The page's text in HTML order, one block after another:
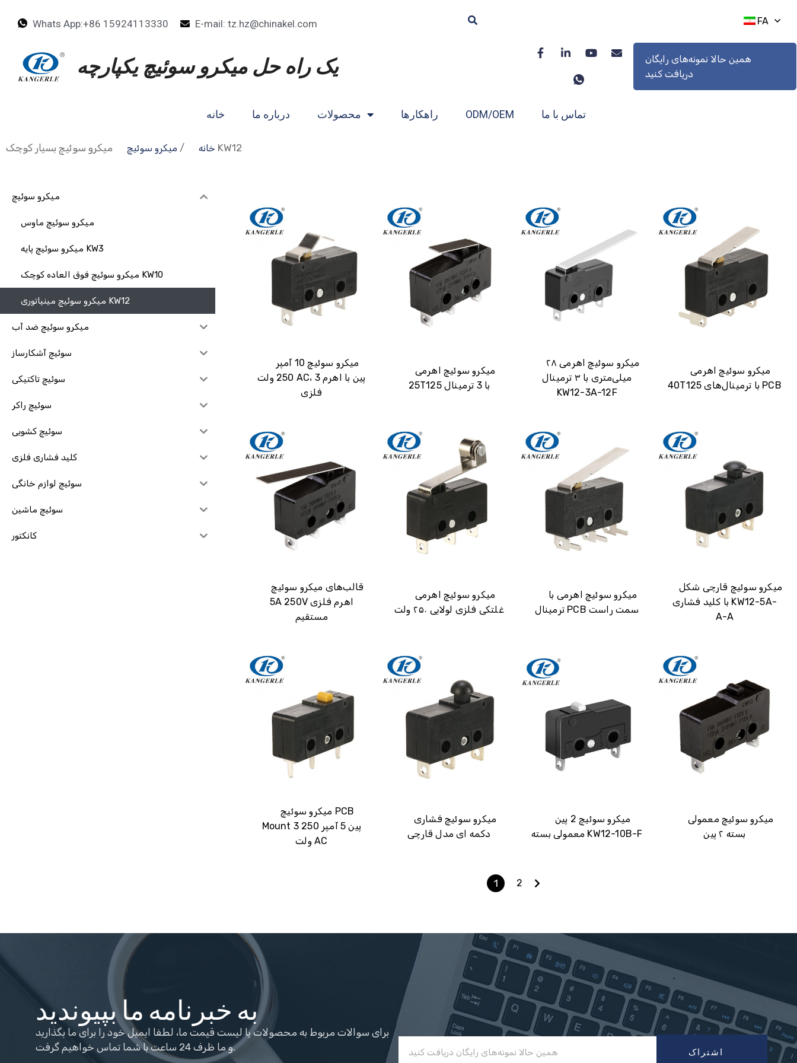
Whats App:+86 15924113330 E-mail: tz.hz@chinakel.com FA
یک راه حل میکرو سوئیچ یکپارچه
همین حالا نمونه‌های رایگان
دریافت کنید
همین حالا یک پیش‌فاکتور فوری دریافت کنید：
ایمیل
مدل نمونه
خانه درباره ما محصولات راهکارها ODM/OEM تماس با ما
خانه / میکرو سوئیچ میکرو سوئیچ بسیار کوچک KW12
میکرو سوئیچ
میکرو سوئیچ ماوس
میکرو سوئیچ پایه KW3
میکرو سوئیچ فوق العاده کوچک KW10
میکرو سوئیچ مینیاتوری KW12
میکرو سوئیچ ضد آب
سوئیچ آشکارساز
سوئیچ تاکتیکی
سوئیچ راکر
سوئیچ کشویی
کلید فشاری فلزی
سوئیچ لوازم خانگی
سوئیچ ماشین
کانکتور
میکرو سوئیچ 10 آمپر
250 ولت AC، 3 پین با اهرم
فلزی
میکرو سوئیچ اهرمی
25T125 با 3 ترمینال
میکرو سوئیچ اهرمی ۲۸
میلی‌متری با ۳ ترمینال
KW12-3A-12F
میکرو سوئیچ اهرمی
40T125 با ترمینال‌های PCB
قالب‌های میکرو سوئیچ
5A 250V اهرم فلزی
مستقیم
میکرو سوئیچ اهرمی
غلتکی فلزی لولایی ۲۵۰ ولت
میکرو سوئیچ اهرمی با
ترمینال PCB سمت راست
میکرو سوئیچ قارچی شکل
با کلید فشاری KW12-5A-
A-A
میکرو سوئیچ PCB
Mount 3 پین 5 آمپر 250
ولت AC
میکرو سوئیچ فشاری
دکمه ای مدل قارچی
میکرو سوئیچ 2 پین
معمولی بسته KW12-10B-F
میکرو سوئیچ معمولی
بسته ۲ پین
1 2
به خبرنامه ما بپیوندید
برای سوالات مربوط به محصولات یا لیست قیمت ما، لطفا ایمیل خود را برای ما بگذارید
و ما ظرف 24 ساعت با شما تماس خواهیم گرفت.
اشتراک